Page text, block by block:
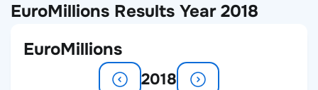
EuroMillions Results Year 2018
EuroMillions
2018